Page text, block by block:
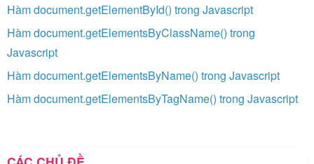
Hàm document.getElementById() trong Javascript
Hàm document.getElementsByClassName() trong
Javascript
Hàm document.getElementsByName() trong Javascript
Hàm document.getElementsByTagName() trong Javascript